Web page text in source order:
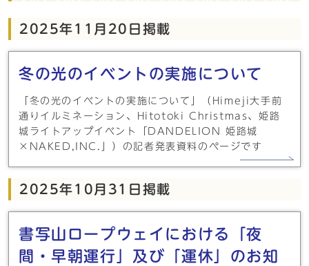
メインメニュー
2025年11月20日掲載
冬の光のイベントの実施について
「冬の光のイベントの実施について」（Himeji大手前
通りイルミネーション、Hitotoki Christmas、姫路
城ライトアップイベント「DANDELION 姫路城
×NAKED,INC.」）の記者発表資料のページです
2025年10月31日掲載
書写山ロープウェイにおける「夜
間・早朝運行」及び「運休」のお知